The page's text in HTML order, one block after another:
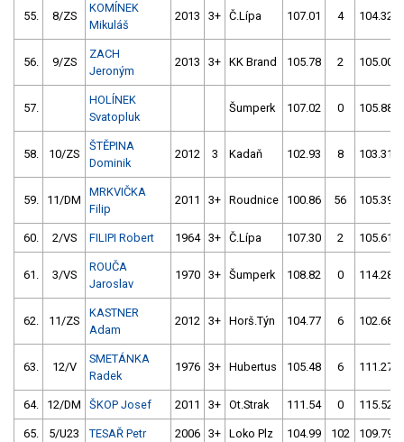
55. 8/ZS
KOMÍNEK
Mikuláš
2013 3+ Č.Lípa 107.01 4 104.32
56. 9/ZS
ZACH
Jeroným
2013 3+ KK Brand 105.78 2 105.00
57.
HOLÍNEK
Svatopluk
Šumperk 107.02 0 105.88
58. 10/ZS
ŠTĚPINA
Dominik
2012 3 Kadaň 102.93 8 103.31
59. 11/DM
MRKVIČKA
Filip
2011 3+ Roudnice 100.86 56 105.39
60. 2/VS FILIPI Robert 1964 3+ Č.Lípa 107.30 2 105.61
61. 3/VS
ROUČA
Jaroslav
1970 3+ Šumperk 108.82 0 114.28
62. 11/ZS
KASTNER
Adam
2012 3+ Horš.Týn 104.77 6 102.68
63. 12/V
SMETÁNKA
Radek
1976 3+ Hubertus 105.48 6 111.27
64. 12/DM ŠKOP Josef 2011 3+ Ot.Strak 111.54 0 115.52
65. 5/U23 TESAŘ Petr 2006 3+ Loko Plz 104.99 102 109.79